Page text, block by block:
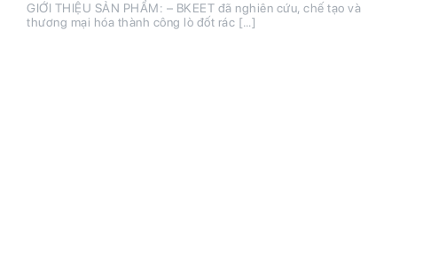
GIỚI THIỆU SẢN PHẨM: – BKEET đã nghiên cứu, chế tạo và
thương mại hóa thành công lò đốt rác […]